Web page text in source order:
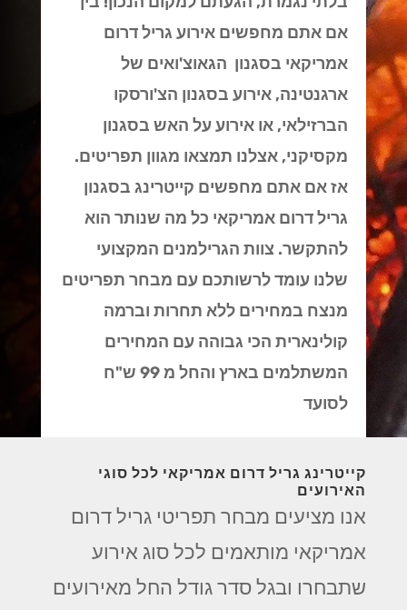
אם אתם מחפשים אירוע גריל דרום
אמריקאי בסגנון הגאוצ'ואים של
ארגנטינה, אירוע בסגנון הצ'ורסקו
הברזילאי, או אירוע על האש בסגנון
מקסיקני, אצלנו תמצאו מגוון תפריטים.
אז אם אתם מחפשים קייטרינג בסגנון
גריל דרום אמריקאי כל מה שנותר הוא
להתקשר. צוות הגרילמנים המקצועי
שלנו עומד לרשותכם עם מבחר תפריטים
מנצח במחירים ללא תחרות וברמה
קולינארית הכי גבוהה עם המחירים
המשתלמים בארץ והחל מ 99 ש"ח
לסועד
קייטרינג גריל דרום אמריקאי לכל סוגי
האירועים
אנו מציעים מבחר תפריטי גריל דרום
אמריקאי מותאמים לכל סוג אירוע
שתבחרו ובגל סדר גודל החל מאירועים